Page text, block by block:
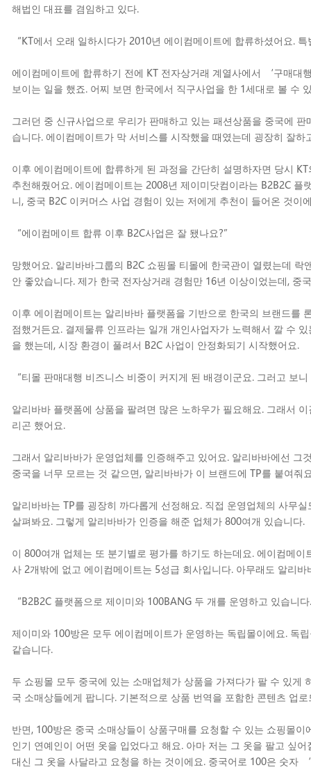
해법인 대표를 겸임하고 있다.
“KT에서 오래 일하시다가 2010년 에이컴메이트에 합류하셨어요.
에이컴메이트에 합류하기 전에 KT 전자상거래 계열사에서 ‘구매
보이는 일을 했죠. 어찌 보면 한국에서 직구사업을 한 1세대로 볼 수
그러던 중 신규사업으로 우리가 판매하고 있는 패션상품을 중국에
습니다. 에이컴메이트가 막 서비스를 시작했을 때였는데 굉장히 잘
이후 에이컴메이트에 합류하게 된 과정을 간단히 설명하자면 당시
추천해줬어요. 에이컴메이트는 2008년 제이미닷컴이라는 B2B2C
니, 중국 B2C 이커머스 사업 경험이 있는 저에게 추천이 들어온 것이
“에이컴메이트 합류 이후 B2C사업은 잘 됐나요?”
망했어요. 알리바바그룹의 B2C 쇼핑몰 티몰에 한국관이 열렸는데
안 좋았습니다. 제가 한국 전자상거래 경험만 16년 이상이었는데, 중
이후 에이컴메이트는 알리바바 플랫폼을 기반으로 한국의 브랜드
점했거든요. 결제물류 인프라는 일개 개인사업자가 노력해서 깔 수
을 했는데, 시장 환경이 풀려서 B2C 사업이 안정화되기 시작했어요.
“티몰 판매대행 비즈니스 비중이 커지게 된 배경이군요. 그러고
알리바바 플랫폼에 상품을 팔려면 많은 노하우가 필요해요. 그래서
리곤 했어요.
그래서 알리바바가 운영업체를 인증해주고 있어요. 알리바바에선
중국을 너무 모르는 것 같으면, 알리바바가 이 브랜드에 TP를 붙여
알리바바는 TP를 굉장히 까다롭게 선정해요. 직접 운영업체의 사무
살펴봐요. 그렇게 알리바바가 인증을 해준 업체가 800여개 있습니다.
이 800여개 업체는 또 분기별로 평가를 하기도 하는데요. 에이컴메
사 2개밖에 없고 에이컴메이트는 5성급 회사입니다. 아무래도 알리
“B2B2C 플랫폼으로 제이미와 100BANG 두 개를 운영하고 있습니
제이미와 100방은 모두 에이컴메이트가 운영하는 독립몰이에요.
같습니다.
두 쇼핑몰 모두 중국에 있는 소매업체가 상품을 가져다가 팔 수 있
국 소매상들에게 팝니다. 기본적으로 상품 번역을 포함한 콘텐츠 업
반면, 100방은 중국 소매상들이 상품구매를 요청할 수 있는 쇼핑몰
인기 연예인이 어떤 옷을 입었다고 해요. 아마 저는 그 옷을 팔고 싶
대신 그 옷을 사달라고 요청을 하는 것이에요. 중국어로 100은 숫